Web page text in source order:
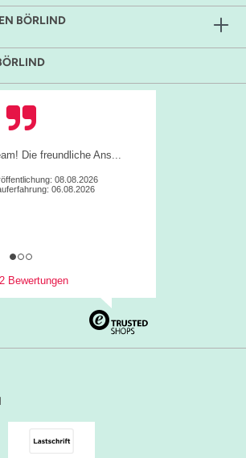
BÖRLIND
sehr gut gelaufen.
06.08.2026
05.08.2026
Bewertungen